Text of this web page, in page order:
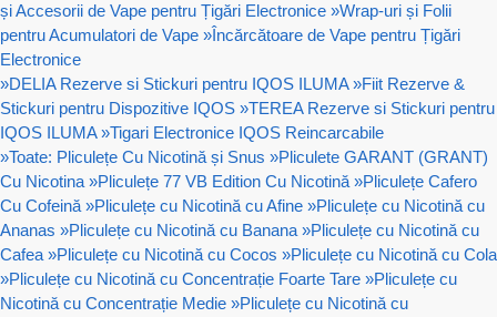
și Accesorii de Vape pentru Țigări Electronice »Wrap-uri și Folii
pentru Acumulatori de Vape »Încărcătoare de Vape pentru Țigări
Electronice
»DELIA Rezerve si Stickuri pentru IQOS ILUMA »Fiit Rezerve &
Stickuri pentru Dispozitive IQOS »TEREA Rezerve si Stickuri pentru
IQOS ILUMA »Tigari Electronice IQOS Reincarcabile
»Toate: Pliculețe Cu Nicotină și Snus »Pliculete GARANT (GRANT)
Cu Nicotina »Pliculețe 77 VB Edition Cu Nicotină »Pliculețe Cafero
Cu Cofeină »Pliculețe cu Nicotină cu Afine »Pliculețe cu Nicotină cu
Ananas »Pliculețe cu Nicotină cu Banana »Pliculețe cu Nicotină cu
Cafea »Pliculețe cu Nicotină cu Cocos »Pliculețe cu Nicotină cu Cola
»Pliculețe cu Nicotină cu Concentrație Foarte Tare »Pliculețe cu
Nicotină cu Concentrație Medie »Pliculețe cu Nicotină cu